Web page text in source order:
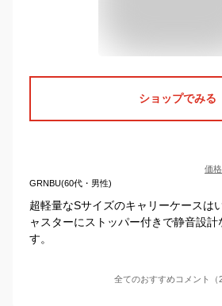
ショップでみる
価
GRNBU(60代・男性)
超軽量なSサイズのキャリーケースは
ャスターにストッパー付きで静音設
す。
全てのおすすめコメント（2